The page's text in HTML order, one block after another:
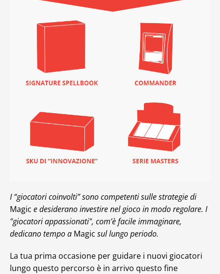
I “giocatori coinvolti” sono competenti sulle strategie di
Magic e desiderano investire nel gioco in modo regolare. I
"giocatori appassionati", com’è facile immaginare,
dedicano tempo a Magic sul lungo periodo.
La tua prima occasione per guidare i nuovi giocatori
lungo questo percorso è in arrivo questo fine